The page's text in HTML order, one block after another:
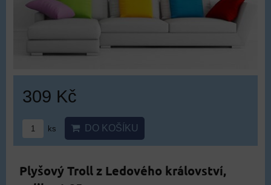
309 Kč
ks DO KOŠÍKU
Plyšový Troll z Ledového království,